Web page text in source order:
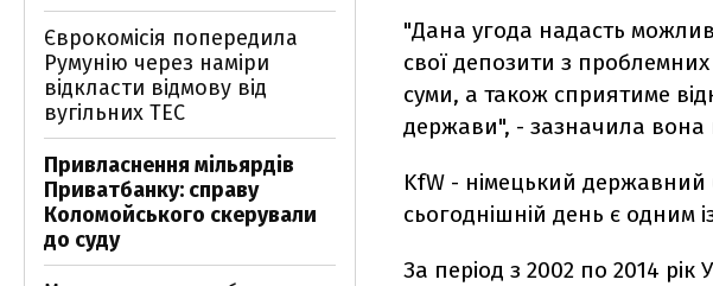
"Дана угода надасть
свої депозити з
суми, а також сприятиме
держави", - зазначила вона
KfW - німецький
сьогоднішній день є одним
За період з 2002 по 2014
Єврокомісія попередила
Румунію через наміри
відкласти відмову від
вугільних ТЕС
Привласнення мільярдів
Приватбанку: справу
Коломойського скерували
до суду